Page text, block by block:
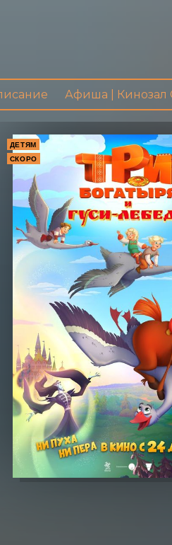
Афиша | Кинозал
ДЕТЯМ
СКОРО